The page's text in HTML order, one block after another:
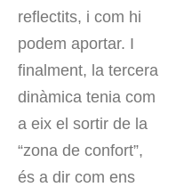
reflectits, i com hi
podem aportar. I
finalment, la tercera
dinàmica tenia com
a eix el sortir de la
“zona de confort”,
és a dir com ens